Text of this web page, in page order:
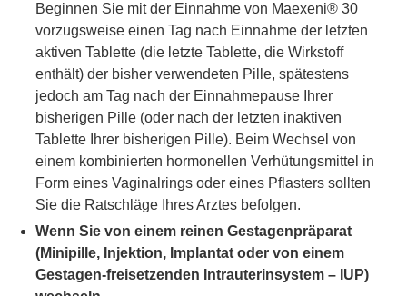
Beginnen Sie mit der Einnahme von Maexeni® 30
vorzugsweise einen Tag nach Einnahme der letzten
aktiven Tablette (die letzte Tablette, die Wirkstoff
enthält) der bisher verwendeten Pille, spätestens
jedoch am Tag nach der Einnahmepause Ihrer
bisherigen Pille (oder nach der letzten inaktiven
Tablette Ihrer bisherigen Pille). Beim Wechsel von
einem kombinierten hormonellen Verhütungsmittel in
Form eines Vaginalrings oder eines Pflasters sollten
Sie die Ratschläge Ihres Arztes befolgen.
Wenn Sie von einem reinen Gestagenpräparat
(Minipille, Injektion, Implantat oder von einem
Gestagen-freisetzenden Intrauterinsystem – IUP)